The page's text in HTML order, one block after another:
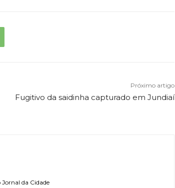
Próximo artigo
Fugitivo da saidinha capturado em Jundiaí
da Cidade